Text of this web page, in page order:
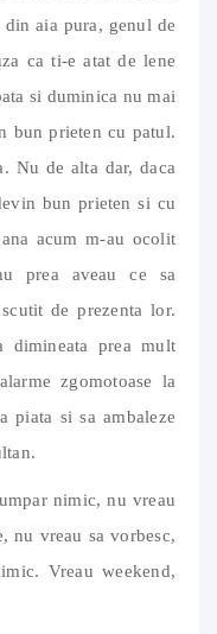
aia pura, genul de
ca ti-e atat de lene
si duminica nu mai
bun prieten cu patul.
Nu de alta dar, daca
bun prieten si cu
acum m-au ocolit
prea aveau ce sa
de prezenta lor.
dimineata prea mult
zgomotoase la
piata si sa ambaleze
nimic, nu vreau
nu vreau sa vorbesc,
Vreau weekend,